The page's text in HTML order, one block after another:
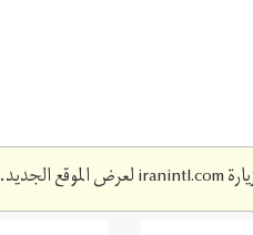
iranintl.comلعرض الموقع الجديد.